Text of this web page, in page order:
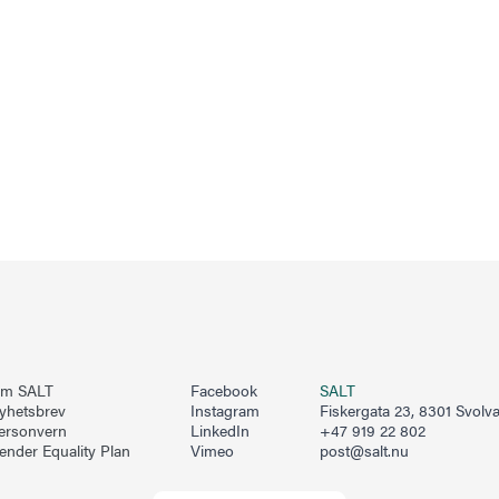
SALT
Equality Plan
Facebook
Instagram
LinkedIn
Vimeo
SALT
Fiskergata 23, 8301
+47 919 22 802
post@salt.nu